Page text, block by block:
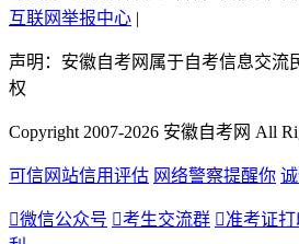
互联网举报中心 |
声明：安徽自考网属于自考信息交流
权
Copyright 2007-2026 安徽自考网 All
可信网站信用评估 网络警察提醒你
微信公众号 考生交流群 准考证打